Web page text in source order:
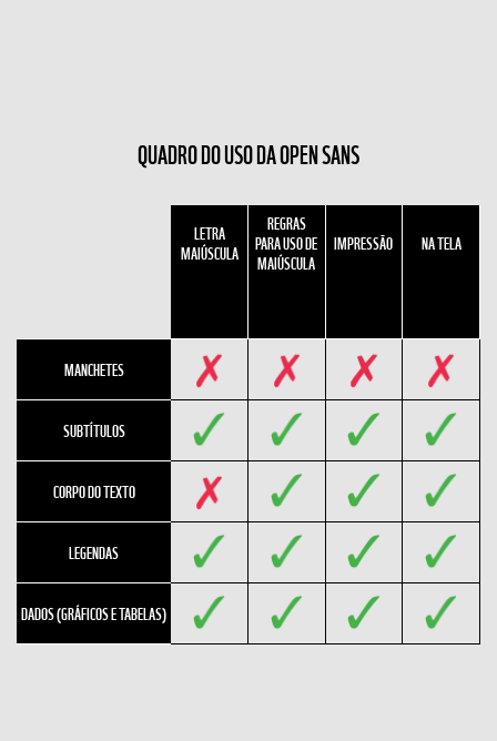
QUADRO DO USO DA OPEN SANS
LETRA
MAIÚSCULA
REGRAS
PARA USO DE
MAIÚSCULA
IMPRESSÃO NA TELA
MANCHETES
SUBTÍTULOS
CORPO DO TEXTO
LEGENDAS
DADOS (GRÁFICOS E TABELAS)